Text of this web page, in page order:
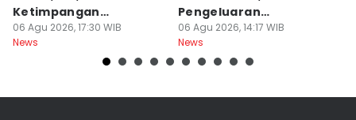
Ketimpangan
Perdesaan Meningkat
06 Agu 2026, 17:30 WIB
News
Pengeluaran
Terbesarnya Rokok
06 Agu 2026, 14:17 WIB
News